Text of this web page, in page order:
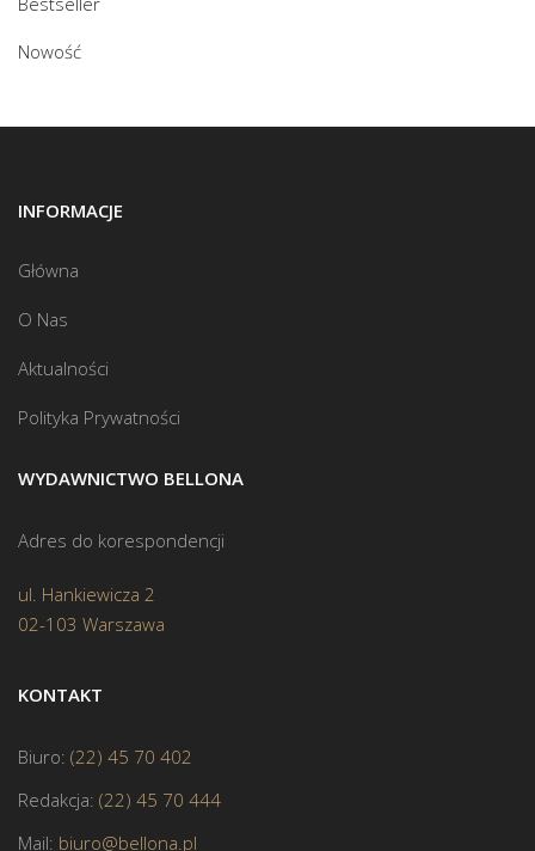
Nowość
INFORMACJE
Główna
O Nas
Aktualności
Polityka Prywatności
WYDAWNICTWO BELLONA
Adres do korespondencji
ul. Hankiewicza 2
02-103 Warszawa
KONTAKT
Biuro: (22) 45 70 402
Redakcja: (22) 45 70 444
Mail: biuro@bellona.pl